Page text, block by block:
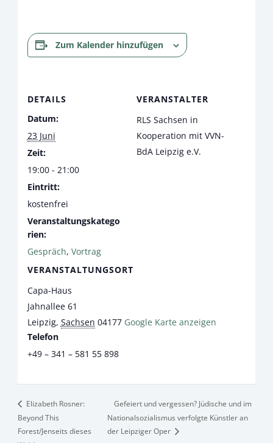
Zum Kalender hinzufügen
DETAILS
Datum:
23 Juni
Zeit:
19:00 - 21:00
Eintritt:
kostenfrei
Veranstaltungskatego
rien:
Gespräch, Vortrag
VERANSTALTUNGSORT
Capa-Haus
Jahnallee 61
Leipzig, Sachsen 04177 Google Karte anzeigen
Telefon
+49 – 341 – 581 55 898
VERANSTALTER
RLS Sachsen in
Kooperation mit VVN-
BdA Leipzig e.V.
Elizabeth Rosner:
Beyond This
Forest/Jenseits dieses
Gefeiert und vergessen? Jüdische und im
Nationalsozialismus verfolgte Künstler an
der Leipziger Oper